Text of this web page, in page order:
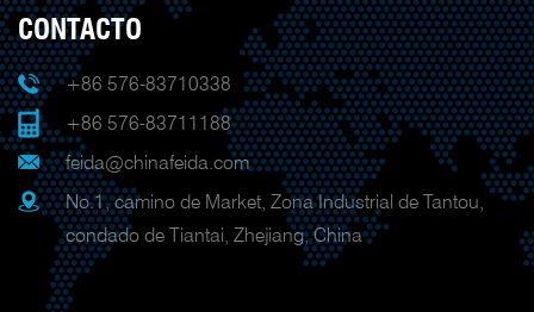
CONTACTO
+86 576-83710338
+86 576-83711188
feida@chinafeida.com
No.1, camino de Market, Zona Industrial de Tantou,
condado de Tiantai, Zhejiang, China